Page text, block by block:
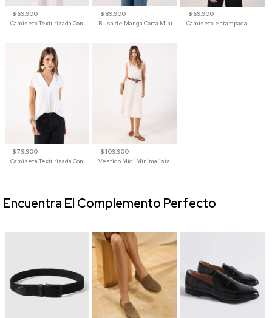
$ 69.900
Camiseta Texturizada Con Hombro Caído Para Mujer
$ 89.900
Blusa de Manga Corta Minimalista para Mujer
$ 69.900
Camiseta estampada
$ 79.900
Camiseta Texturizada Con Cuello En V Para Mujer
$ 109.900
Vestido Midi Minimalista De Silueta Amplia
Encuentra El Complemento Perfecto